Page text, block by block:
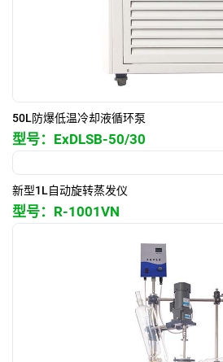
50L防爆低温冷却液循环泵
型号： ExDLSB-50/30
新型1L自动旋转蒸发仪
型号： R-1001VN